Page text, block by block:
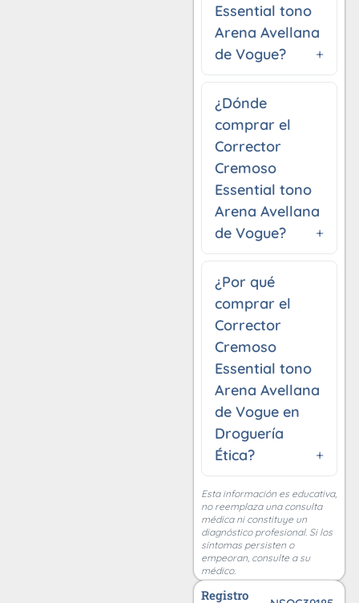
Essential tono
Arena Avellana
de Vogue?
¿Dónde
comprar el
Corrector
Cremoso
Essential tono
Arena Avellana
de Vogue?
¿Por qué
comprar el
Corrector
Cremoso
Essential tono
Arena Avellana
de Vogue en
Droguería
Ética?
Esta información es educativa,
no reemplaza una consulta
médica ni constituye un
diagnóstico profesional. Si los
síntomas persisten o
empeoran, consulte a su
médico.
Registro